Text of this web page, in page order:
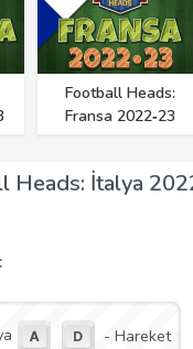
Football Heads:
Fransa 2022‑23
Heads: İtalya
- Hareket